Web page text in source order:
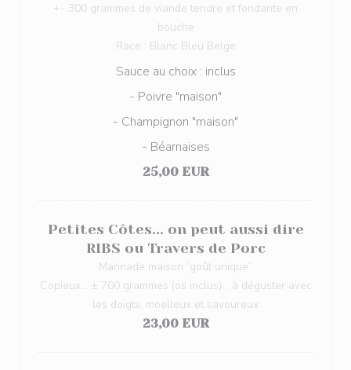
+- 300 grammes de viande tendre et fondante en
bouche
Race : Blanc Bleu Belge
Sauce au choix : inclus
- Poivre "maison"
- Champignon "maison"
- Béarnaises
25,00 EUR
Petites Côtes... on peut aussi dire
RIBS ou Travers de Porc
Marinade maison “goût unique”
Copieux... ± 700 grammes (os inclus)... à déguster avec
les doigts, moelleux et savoureux
23,00 EUR